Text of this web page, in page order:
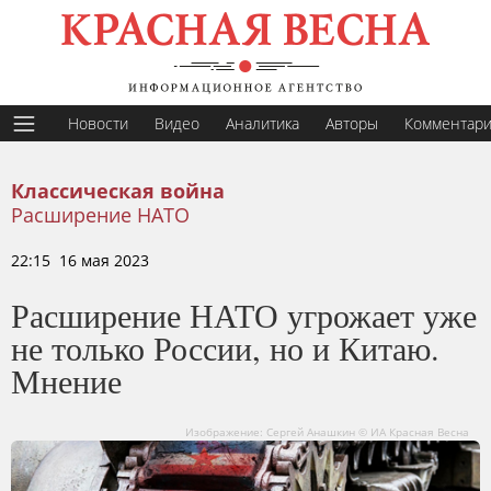
Новости Видео Аналитика Авторы
Классическая война
Расширение НАТО
22:15 16 мая 2023
Расширение НАТО угрожает уже
не только России, но и Китаю.
Мнение
Изображение: Сергей Анашкин © ИА Красная Весна